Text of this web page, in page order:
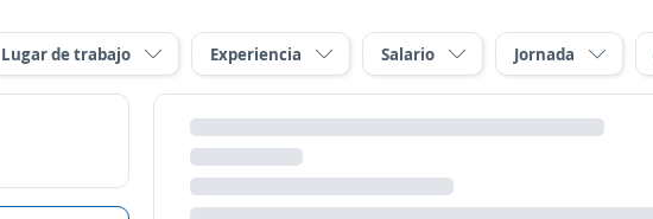
Lugar de trabajo Experiencia Salario Jornada